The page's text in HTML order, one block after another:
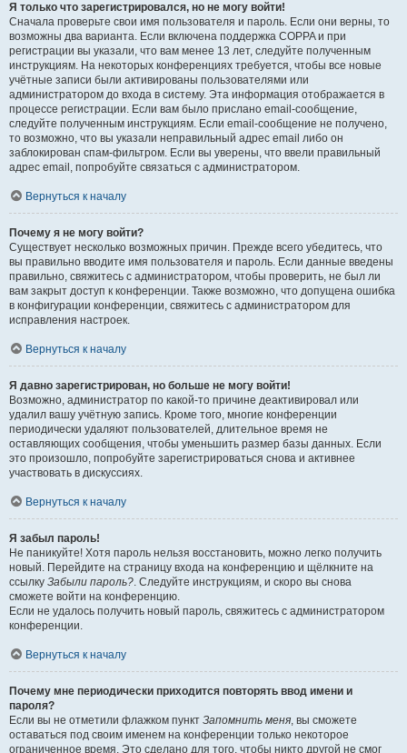
Я только что зарегистрировался, но не могу войти!
Сначала проверьте свои имя пользователя и пароль. Если они верны, то
возможны два варианта. Если включена поддержка COPPA и при
регистрации вы указали, что вам менее 13 лет, следуйте полученным
инструкциям. На некоторых конференциях требуется, чтобы все новые
учётные записи были активированы пользователями или
администратором до входа в систему. Эта информация отображается в
процессе регистрации. Если вам было прислано email-сообщение,
следуйте полученным инструкциям. Если email-сообщение не получено,
то возможно, что вы указали неправильный адрес email либо он
заблокирован спам-фильтром. Если вы уверены, что ввели правильный
адрес email, попробуйте связаться с администратором.
Вернуться к началу
Почему я не могу войти?
Существует несколько возможных причин. Прежде всего убедитесь, что
вы правильно вводите имя пользователя и пароль. Если данные введены
правильно, свяжитесь с администратором, чтобы проверить, не был ли
вам закрыт доступ к конференции. Также возможно, что допущена ошибка
в конфигурации конференции, свяжитесь с администратором для
исправления настроек.
Вернуться к началу
Я давно зарегистрирован, но больше не могу войти!
Возможно, администратор по какой-то причине деактивировал или
удалил вашу учётную запись. Кроме того, многие конференции
периодически удаляют пользователей, длительное время не
оставляющих сообщения, чтобы уменьшить размер базы данных. Если
это произошло, попробуйте зарегистрироваться снова и активнее
участвовать в дискуссиях.
Вернуться к началу
Я забыл пароль!
Не паникуйте! Хотя пароль нельзя восстановить, можно легко получить
новый. Перейдите на страницу входа на конференцию и щёлкните на
ссылку Забыли пароль?. Следуйте инструкциям, и скоро вы снова
сможете войти на конференцию.
Если не удалось получить новый пароль, свяжитесь с администратором
конференции.
Вернуться к началу
Почему мне периодически приходится повторять ввод имени и
пароля?
Если вы не отметили флажком пункт Запомнить меня, вы сможете
оставаться под своим именем на конференции только некоторое
ограниченное время. Это сделано для того, чтобы никто другой не смог